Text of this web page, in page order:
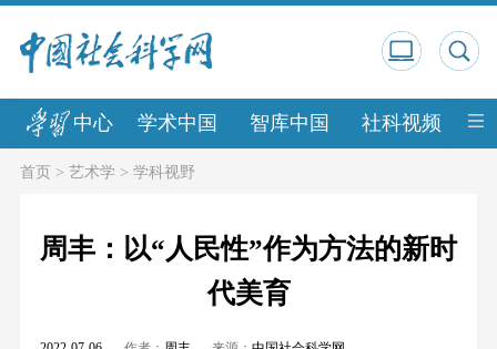
中心 学术中国 智库中国 社科视频 中
首页> 艺术学 > 学科视野
周丰：以“人民性”作为方法的新时
代美育